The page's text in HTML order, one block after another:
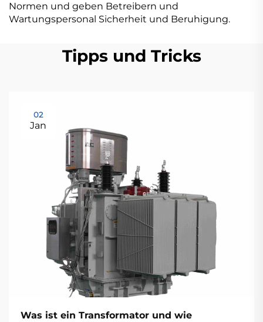
Normen und geben Betreibern und
Wartungspersonal Sicherheit und Beruhigung.
Tipps und Tricks
02
Jan
Was ist ein Transformator und wie